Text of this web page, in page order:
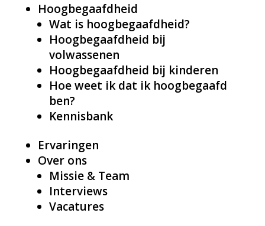
Hoogbegaafdheid
Wat is hoogbegaafdheid?
Hoogbegaafdheid bij
volwassenen
Hoogbegaafdheid bij kinderen
Hoe weet ik dat ik hoogbegaafd
ben?
Kennisbank
Ervaringen
Over ons
Missie & Team
Interviews
Vacatures